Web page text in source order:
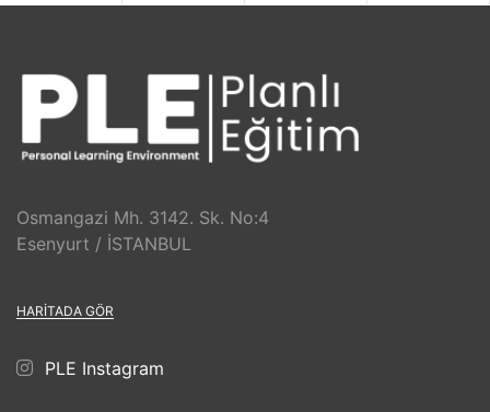
Osmangazi Mh. 3142. Sk. No:4
Esenyurt / İSTANBUL
HARITADA GÖR
PLE Instagram